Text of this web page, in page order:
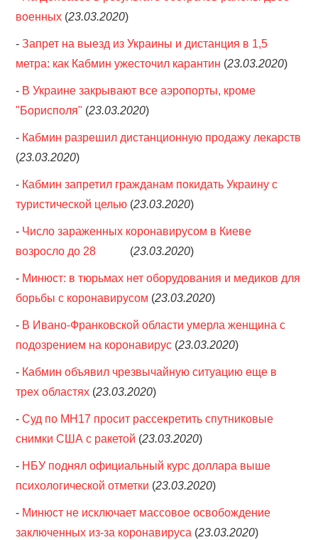
военных (23.03.2020)
-Запрет на выезд из Украины и дистанция в 1,5
метра: как Кабмин ужесточил карантин (23.03.2020)
- В Украине закрывают все аэропорты, кроме
"Борисполя" (23.03.2020)
- Кабмин разрешил дистанционную продажу лекарств
(23.03.2020)
- Кабмин запретил гражданам покидать Украину с
туристической целью (23.03.2020)
- Число зараженных коронавирусом в Киеве
возросло до 28
(23.03.2020)
- Минюст: в тюрьмах нет оборудования и медиков для
борьбы с коронавирусом (23.03.2020)
- В Ивано-Франковской области умерла женщина с
подозрением на коронавирус (23.03.2020)
- Кабмин объявил чрезвычайную ситуацию еще в
трех областях (23.03.2020)
-Суд по MH17 просит рассекретить спутниковые
снимки США с ракетой (23.03.2020)
- НБУ поднял официальный курс доллара выше
психологической отметки (23.03.2020)
- Минюст не исключает массовое освобождение
заключенных из-за коронавируса (23.03.2020)